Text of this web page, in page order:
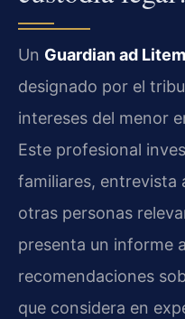
Un Guardian ad Litem
designado por el
intereses del menor
Este profesional
familiares, entrevista
otras personas
presenta un informe
recomendaciones
que considera en